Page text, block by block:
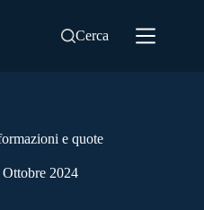
Cerca
e quote
Ottobre 2024